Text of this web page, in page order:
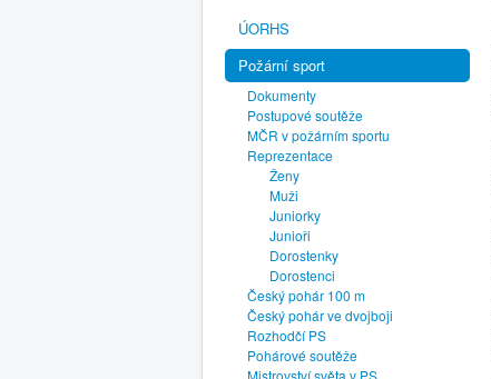
ÚORHS
Požární sport
Dokumenty
Postupové soutěže
MČR v požárním sportu
Reprezentace
Ženy
Muži
Juniorky
Junioři
Dorostenky
Dorostenci
Český pohár 100 m
Český pohár ve dvojboji
Rozhodčí PS
Pohárové soutěže
Mistrovství světa v PS